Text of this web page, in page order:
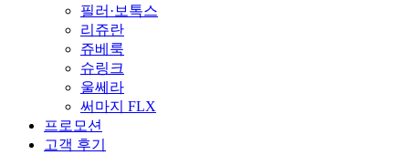
필러·보톡스
리쥬란
쥬베룩
슈링크
울쎄라
써마지 FLX
프로모션
고객 후기